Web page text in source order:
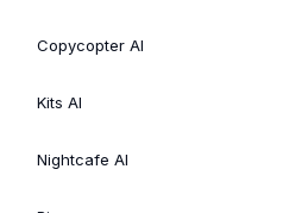
Copycopter AI
Kits AI
Nightcafe AI